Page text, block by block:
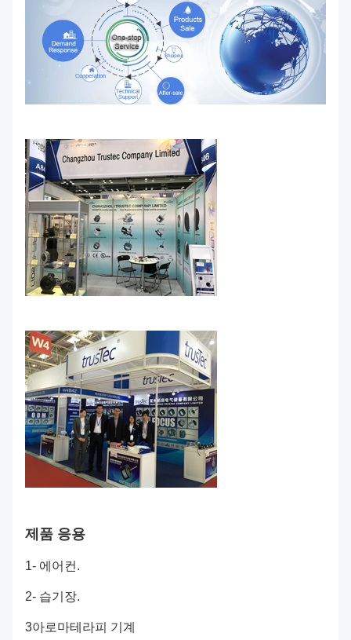
제품 응용
1- 에어컨.
2- 습기장.
3아로마테라피 기계